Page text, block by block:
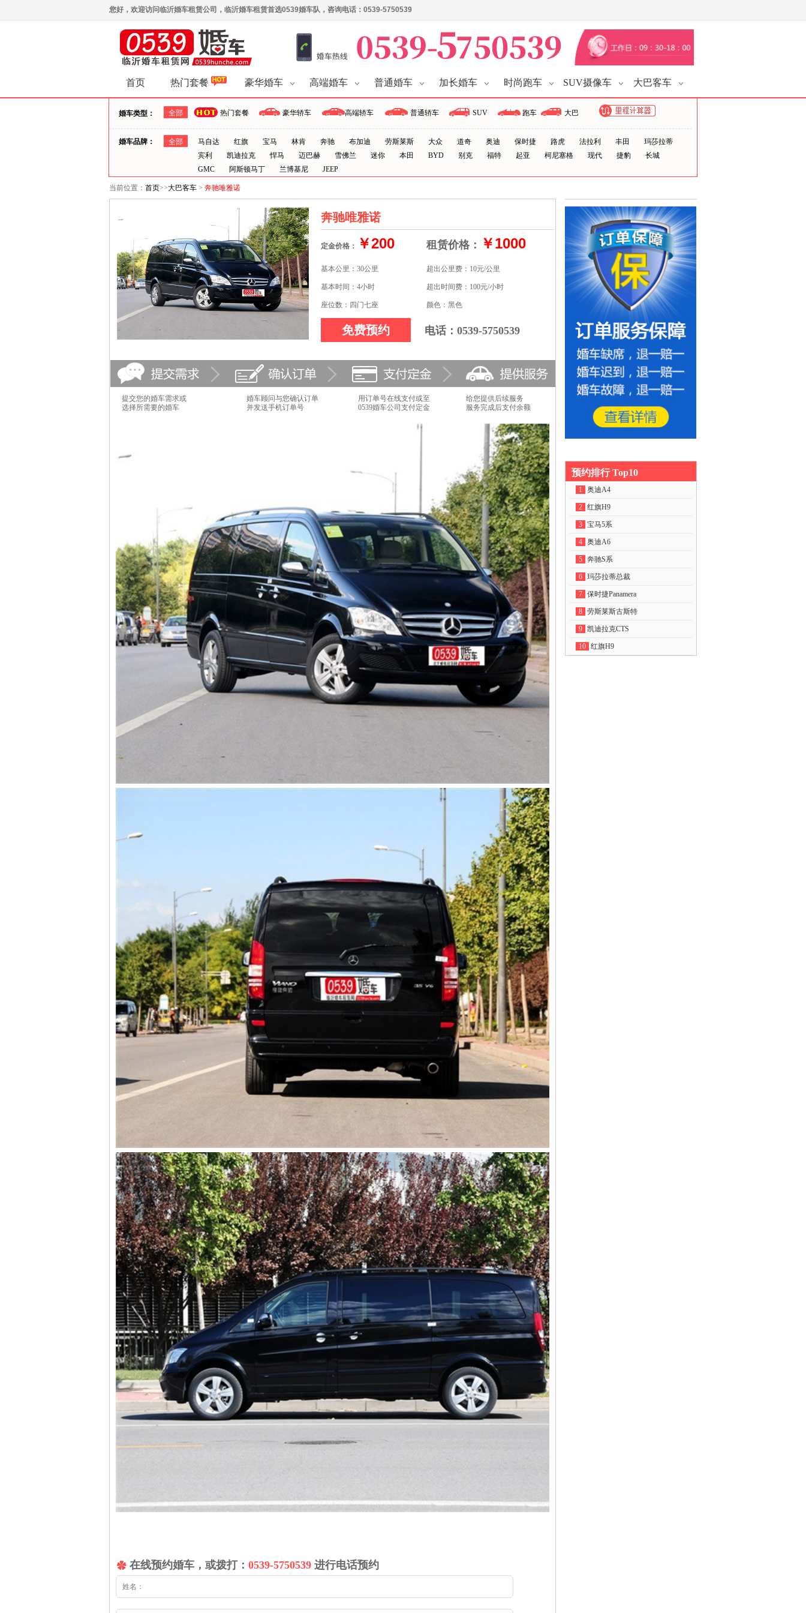
您好，欢迎访问临沂婚车租赁公司，临沂婚车租赁首选0539婚车队，咨询电话：0539-5750539
首页 热门套餐 豪华婚车 高端婚车 普通婚车 加长婚车 时尚跑车 SUV摄像车 大巴客车
婚车类型： 全部 热门套餐 豪华轿车 高端轿车 普通轿车 SUV 跑车 大巴
婚车品牌： 全部 马自达 红旗 宝马 林肯 奔驰 布加迪 劳斯莱斯 大众 道奇 奥迪 保时捷 路虎 法拉利 丰田
玛莎拉蒂
宾利
凯迪拉克 悍马 迈巴赫 雪佛兰 迷你 本田 BYD 别克 福特 起亚 柯尼塞格 现代 捷豹
长城
GMC
阿斯顿马丁 兰博基尼 JEEP
当前位置： 首页>>大巴客车 > 奔驰唯雅诺
奔驰唯雅诺
定金价格： ￥200 租赁价格： ￥1000
基本公里：30公里 超出公里费：10元/公里
基本时间：4小时 超出时间费：100元/小时
座位数：四门七座 颜色：黑色
免费预约 电话：0539-5750539
提交您的婚车需求或
选择所需要的婚车
婚车顾问与您确认订单
并发送手机订单号
用订单号在线支付或至
0539婚车公司支付定金
给您提供后续服务
服务完成后支付余额
在线预约婚车，或拨打： 0539-5750539 进行电话预约
预约排行 Top10
1 奥迪A4
2 红旗H9
3 宝马5系
4 奥迪A6
5 奔驰S系
6 玛莎拉蒂总裁
7 保时捷Panamera
8 劳斯莱斯古斯特
9 凯迪拉克CTS
10 红旗H9